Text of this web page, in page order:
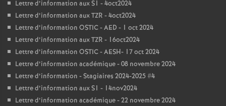
Lettre d’information aux S1 - 4oct2024
Lettre d’information aux TZR - 4oct2024
Lettre d’information OSTIC - AED - 1 oct 2024
Lettre d’information aux TZR - 16oct2024
Lettre d’information OSTIC - AESH- 17 oct 2024
Lettre d’information académique - 08 novembre 2024
Lettre d’information - Stagiaires 2024-2025 #4
Lettre d’information aux S1 - 14nov2024
Lettre d’information académique - 22 novembre 2024